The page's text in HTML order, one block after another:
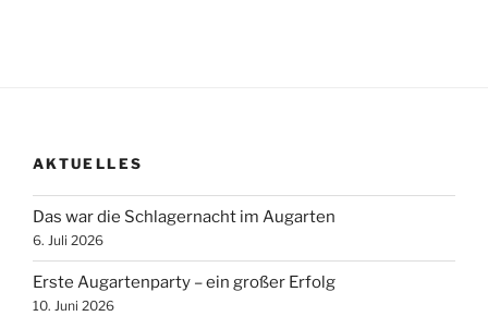
AKTUELLES
Das war die Schlagernacht im Augarten
6. Juli 2026
Erste Augartenparty – ein großer Erfolg
10. Juni 2026